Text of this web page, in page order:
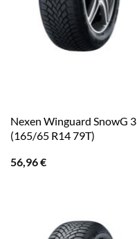
Nexen Winguard SnowG 3
(165/65 R14 79T)
56,96€